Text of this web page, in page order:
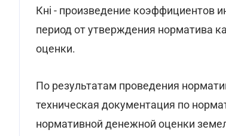
Кні - произведение коэффициентов
период от утверждения норматива
оценки.
По результатам проведения
техническая документация по
нормативной денежной оценки